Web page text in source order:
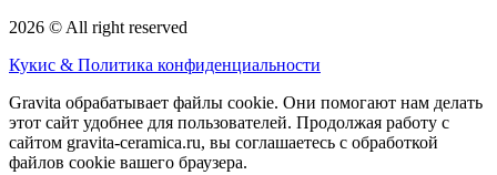
2026 © All right reserved
Кукис & Политика конфиденциальности
Gravita обрабатывает файлы cookie. Они помогают нам делать
этот сайт удобнее для пользователей. Продолжая работу с
сайтом gravita-ceramica.ru, вы соглашаетесь с обработкой
файлов cookie вашего браузера.